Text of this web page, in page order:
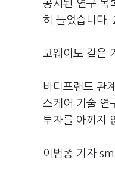
공시된 연구 목
히 늘었습니다.
코웨이도 같은
바디프랜드 관
스케어 기술 연
투자를 아끼지
이범종 기자